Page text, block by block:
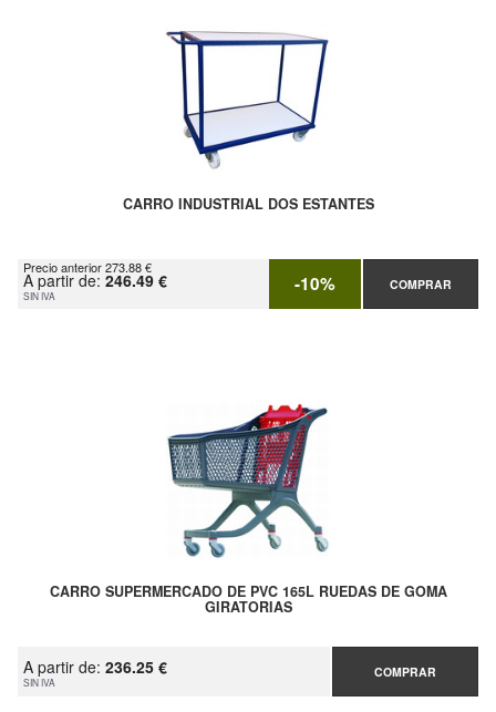
CARRO INDUSTRIAL DOS ESTANTES
Precio anterior 273.88 €
A partir de: 246.49 €
SIN IVA -10% COMPRAR
CARRO SUPERMERCADO DE PVC 165L RUEDAS DE GOMA
GIRATORIAS
A partir de: 236.25 €
SIN IVA
COMPRAR